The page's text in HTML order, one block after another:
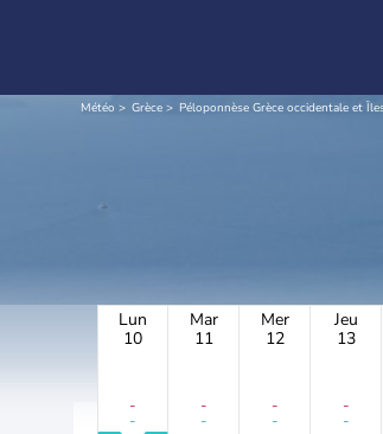
Météo Grèce Péloponnèse Grèce occidentale et
Lun
10
-
-
Mar
11
-
-
Mer
12
-
-
Jeu
13
-
-